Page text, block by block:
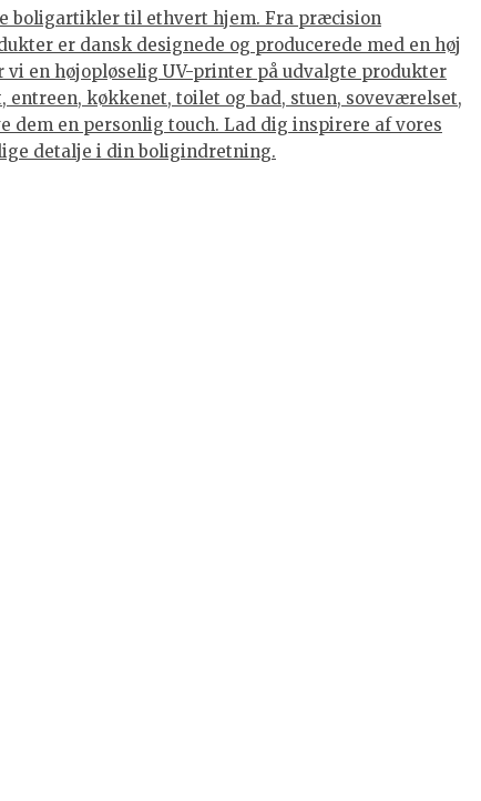
boligartikler til ethvert hjem. Fra præcision
er dansk designede og producerede med en høj
en højopløselig UV-printer på udvalgte produkter
køkkenet, toilet og bad, stuen, soveværelset,
en personlig touch. Lad dig inspirere af vores
detalje i din boligindretning.